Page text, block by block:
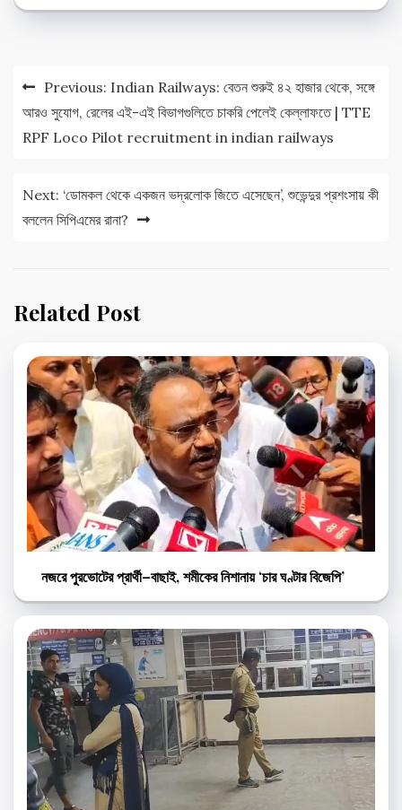
Post
navigation
Previous: Indian Railways: বেতন শুরুই ৪২ হাজার থেকে, সঙ্গে
আরও সুযোগ, রেলের এই-এই বিভাগগুলিতে চাকরি পেলেই কেল্লাফতে | TTE
RPF Loco Pilot recruitment in indian railways
Next: ‘ডোমকল থেকে একজন ভদ্রলোক জিতে এসেছেন’, শুভেন্দুর প্রশংসায় কী
বললেন সিপিএমের রানা?
Related Post
নজরে পুরভোটের প্রার্থী–বাছাই, শমীকের নিশানায় ‘চার ঘণ্টার বিজেপি’